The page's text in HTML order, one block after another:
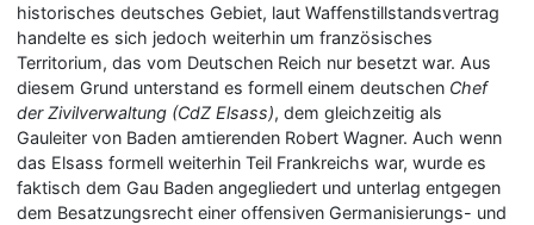
historisches deutsches Gebiet, laut Waffenstillstandsvertrag
handelte es sich jedoch weiterhin um französisches
Territorium, das vom Deutschen Reich nur besetzt war. Aus
diesem Grund unterstand es formell einem deutschen Chef
der Zivilverwaltung (CdZ Elsass), dem gleichzeitig als
Gauleiter von Baden amtierenden Robert Wagner. Auch wenn
das Elsass formell weiterhin Teil Frankreichs war, wurde es
faktisch dem Gau Baden angegliedert und unterlag entgegen
dem Besatzungsrecht einer offensiven Germanisierungs- und